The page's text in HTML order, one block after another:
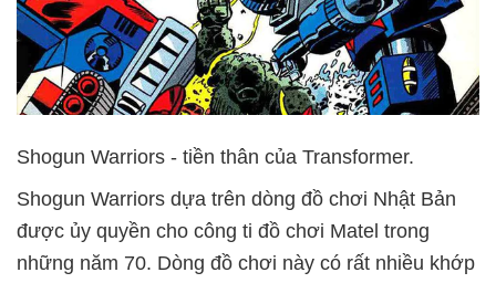
Shogun Warriors - tiền thân của Transformer.
Shogun Warriors dựa trên dòng đồ chơi Nhật Bản
được ủy quyền cho công ti đồ chơi Matel trong
những năm 70. Dòng đồ chơi này có rất nhiều khớp